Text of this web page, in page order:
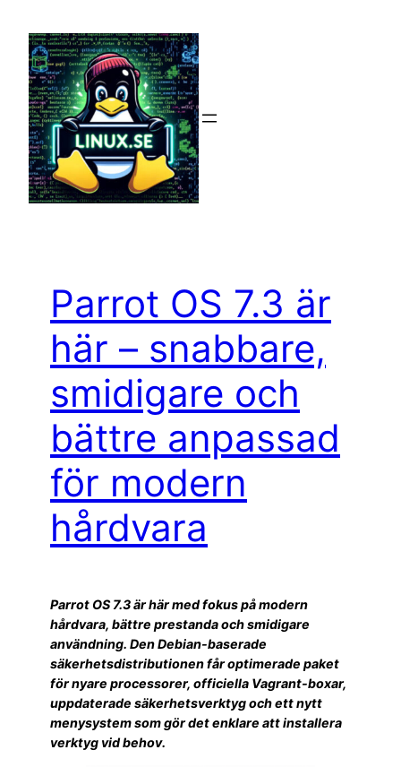
innehåll
Parrot OS 7.3 är
här – snabbare,
smidigare och
bättre anpassad
för modern
hårdvara
Parrot OS 7.3 är här med fokus på modern
hårdvara, bättre prestanda och smidigare
användning. Den Debian-baserade
säkerhetsdistributionen får optimerade paket
för nyare processorer, officiella Vagrant-boxar,
uppdaterade säkerhetsverktyg och ett nytt
menysystem som gör det enklare att installera
verktyg vid behov.